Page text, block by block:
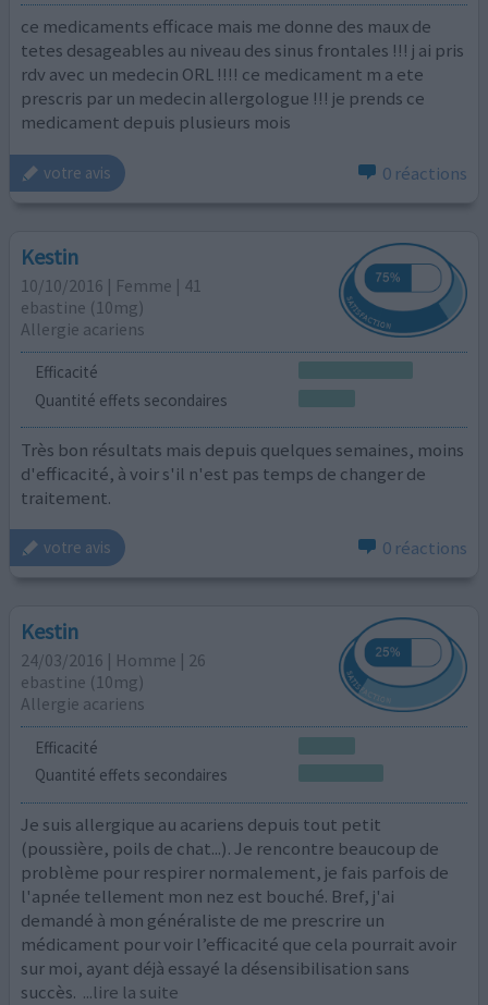
ce medicaments efficace mais me donne des maux de
tetes desageables au niveau des sinus frontales !!! j ai pris
rdv avec un medecin ORL !!!! ce medicament m a ete
prescris par un medecin allergologue !!! je prends ce
medicament depuis plusieurs mois
votre avis 0 réactions
Kestin
10/10/2016 | Femme | 41
ebastine (10mg)
Allergie acariens
Efficacité
Quantité effets secondaires
Très bon résultats mais depuis quelques semaines, moins
d'efficacité, à voir s'il n'est pas temps de changer de
traitement.
votre avis 0 réactions
Kestin
24/03/2016 | Homme | 26
ebastine (10mg)
Allergie acariens
Efficacité
Quantité effets secondaires
Je suis allergique au acariens depuis tout petit
(poussière, poils de chat...). Je rencontre beaucoup de
problème pour respirer normalement, je fais parfois de
l'apnée tellement mon nez est bouché. Bref, j'ai
demandé à mon généraliste de me prescrire un
médicament pour voir l’efficacité que cela pourrait avoir
sur moi, ayant déjà essayé la désensibilisation sans
succès. ...lire la suite